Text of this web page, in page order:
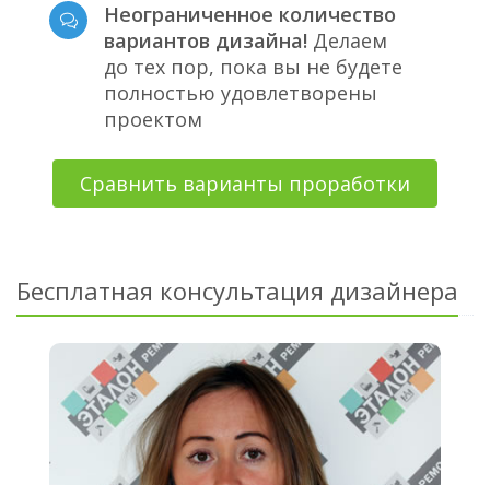
Неограниченное количество
вариантов дизайна! Делаем
до тех пор, пока вы не будете
полностью удовлетворены
проектом
Сравнить варианты проработки
Бесплатная консультация дизайнера